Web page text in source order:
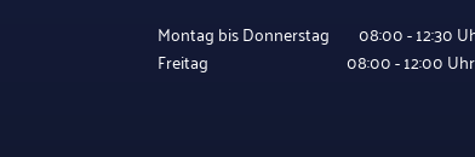
Montag bis Donnerstag 08:00 - 12:30
Freitag 08:00 - 12:00 Uhr